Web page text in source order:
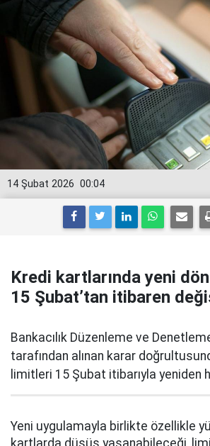
00:04
14 Şubat 2026
Kredi kartlarında yeni
15 Şubat’tan itibaren
Bankacılık Düzenleme ve
tarafından alınan karar
limitleri 15 Şubat itibarıyla yeniden
Yeni uygulamayla birlikte özellikle
kartlarda düşüş yaşanabileceği,